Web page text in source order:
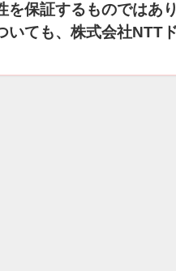
を保証するものではあ
いても、株式会社NTT